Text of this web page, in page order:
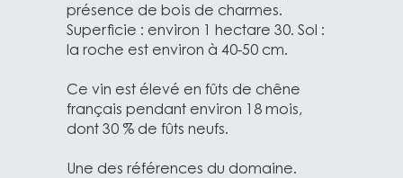
présence de bois de charmes.
Superficie : environ 1 hectare 30. Sol :
la roche est environ à 40-50 cm.
Ce vin est élevé en fûts de chêne
français pendant environ 18 mois,
dont 30 % de fûts neufs.
Une des références du domaine.